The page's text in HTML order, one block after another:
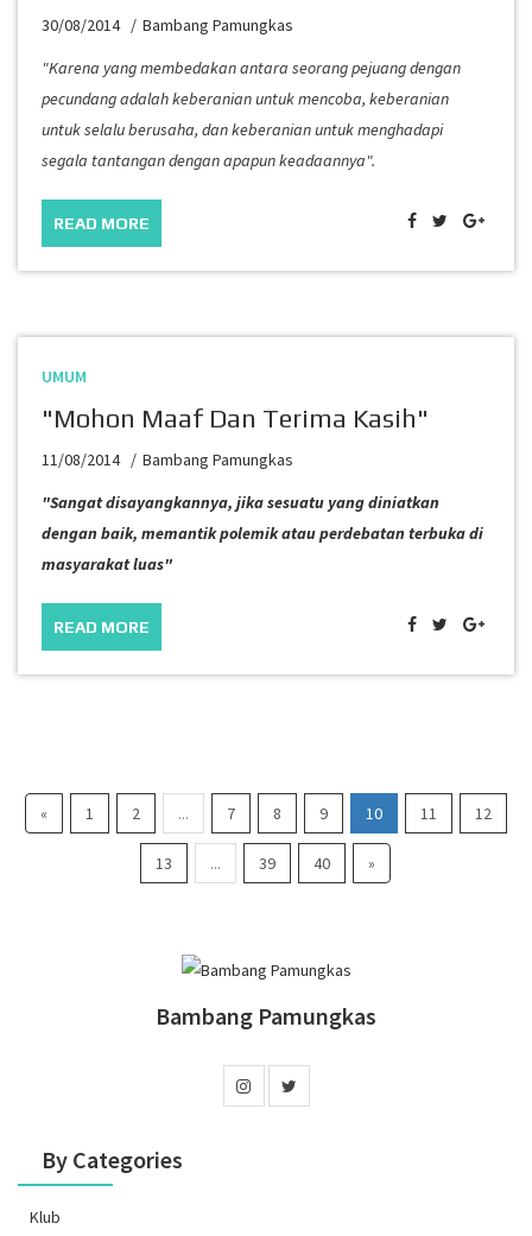
30/08/2014
Bambang Pamungkas
"Karena yang membedakan antara seorang pejuang dengan
pecundang adalah keberanian untuk mencoba, keberanian
untuk selalu berusaha, dan keberanian untuk menghadapi
segala tantangan dengan apapun keadaannya".
READ MORE
UMUM
"Mohon Maaf Dan Terima Kasih"
11/08/2014
Bambang Pamungkas
"Sangat disayangkannya, jika sesuatu yang diniatkan
dengan baik, memantik polemik atau perdebatan terbuka di
masyarakat luas"
READ MORE
« 1 2 ... 7 8 9 10 11 12
13 ... 39 40 »
Bambang Pamungkas
By Categories
Klub